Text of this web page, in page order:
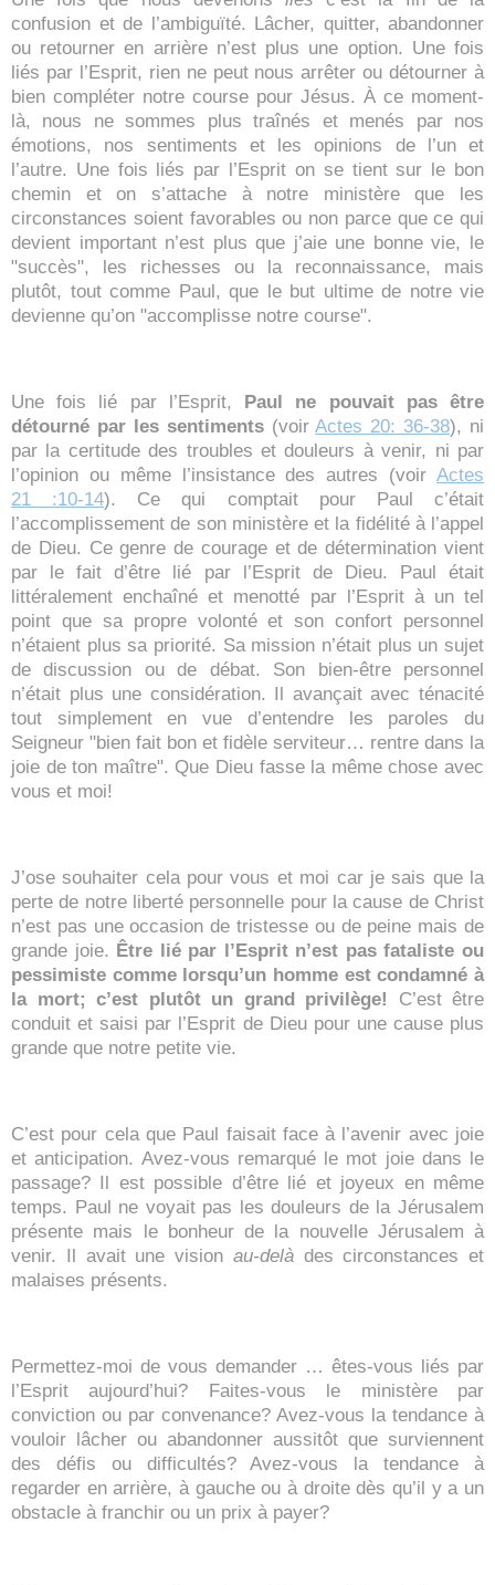
confusion et de l’ambiguïté. Lâcher, quitter, abandonner
ou retourner en arrière n’est plus une option. Une fois
liés par l’Esprit, rien ne peut nous arrêter ou détourner à
bien compléter notre course pour Jésus. À ce moment-
là, nous ne sommes plus traînés et menés par nos
émotions, nos sentiments et les opinions de l’un et
l’autre. Une fois liés par l’Esprit on se tient sur le bon
chemin et on s’attache à notre ministère que les
circonstances soient favorables ou non parce que ce qui
devient important n’est plus que j’aie une bonne vie, le
"succès", les richesses ou la reconnaissance, mais
plutôt, tout comme Paul, que le but ultime de notre vie
devienne qu’on "accomplisse notre course".
Une fois lié par l’Esprit,
Paul ne pouvait pas être
détourné par les sentiments(voirActes 20: 36-38), ni
par la certitude des troubles et douleurs à venir, ni par
l’opinion ou même l’insistance des autres (voir Actes
21 :10-14). Ce qui comptait pour Paul c’était
l’accomplissement de son ministère et la fidélité à l’appel
de Dieu. Ce genre de courage et de détermination vient
par le fait d’être lié par l’Esprit de Dieu. Paul était
littéralement enchaîné et menotté par l’Esprit à un tel
point que sa propre volonté et son confort personnel
n’étaient plus sa priorité. Sa mission n’était plus un sujet
de discussion ou de débat. Son bien-être personnel
n’était plus une considération. Il avançait avec ténacité
tout simplement en vue d’entendre les paroles du
Seigneur "bien fait bon et fidèle serviteur… rentre dans la
joie de ton maître". Que Dieu fasse la même chose avec
vous et moi!
J’ose souhaiter cela pour vous et moi car je sais que la
perte de notre liberté personnelle pour la cause de Christ
n’est pas une occasion de tristesse ou de peine mais de
grande joie. Être lié par l’Esprit n’est pas fataliste ou
pessimiste comme lorsqu’un homme est condamné à
la mort; c’est plutôt un grand privilège!
C’est être
conduit et saisi par l’Esprit de Dieu pour une cause plus
grande que notre petite vie.
C’est pour cela que Paul faisait face à l’avenir avec joie
et anticipation. Avez-vous remarqué le mot joie dans le
passage? Il est possible d’être lié et joyeux en même
temps. Paul ne voyait pas les douleurs de la Jérusalem
présente mais le bonheur de la nouvelle Jérusalem à
venir. Il avait une vision au-delàdes circonstances et
malaises présents.
Permettez-moi de vous demander … êtes-vous liés par
l’Esprit aujourd’hui? Faites-vous le ministère par
conviction ou par convenance? Avez-vous la tendance à
vouloir lâcher ou abandonner aussitôt que surviennent
des défis ou difficultés? Avez-vous la tendance à
regarder en arrière, à gauche ou à droite dès qu’il y a un
obstacle à franchir ou un prix à payer?